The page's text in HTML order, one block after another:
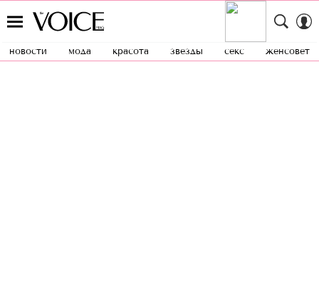
новости мода красота звезды секс женсовет